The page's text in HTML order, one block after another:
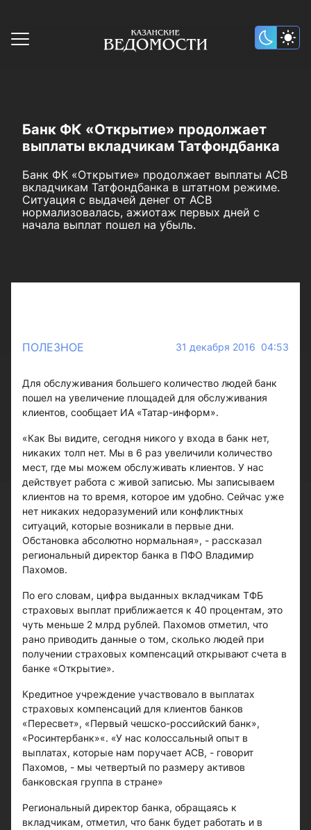
Банк ФК «Открытие» продолжает
выплаты вкладчикам Татфондбанка
Банк ФК «Открытие» продолжает выплаты АСВ
вкладчикам Татфондбанка в штатном режиме.
Ситуация с выдачей денег от АСВ
нормализовалась, ажиотаж первых дней с
начала выплат пошел на убыль.
ПОЛЕЗНОЕ 31 декабря 2016 04:53
Для обслуживания большего количество людей банк
пошел на увеличение площадей для обслуживания
клиентов, сообщает ИА «Татар-информ».
«Как Вы видите, сегодня никого у входа в банк нет,
никаких толп нет. Мы в 6 раз увеличили количество
мест, где мы можем обслуживать клиентов. У нас
действует работа с живой записью. Мы записываем
клиентов на то время, которое им удобно. Сейчас уже
нет никаких недоразумений или конфликтных
ситуаций, которые возникали в первые дни.
Обстановка абсолютно нормальная», - рассказал
региональный директор банка в ПФО Владимир
Пахомов.
По его словам, цифра выданных вкладчикам ТФБ
страховых выплат приближается к 40 процентам, это
чуть меньше 2 млрд рублей. Пахомов отметил, что
рано приводить данные о том, сколько людей при
получении страховых компенсаций открывают счета в
банке «Открытие».
Кредитное учреждение участвовало в выплатах
страховых компенсаций для клиентов банков
«Пересвет», «Первый чешско-российский банк»,
«Росинтербанк»«. «У нас колоссальный опыт в
выплатах, которые нам поручает АСВ, - говорит
Пахомов, - мы четвертый по размеру активов
банковская группа в стране»
Региональный директор банка, обращаясь к
вкладчикам, отметил, что банк будет работать и в